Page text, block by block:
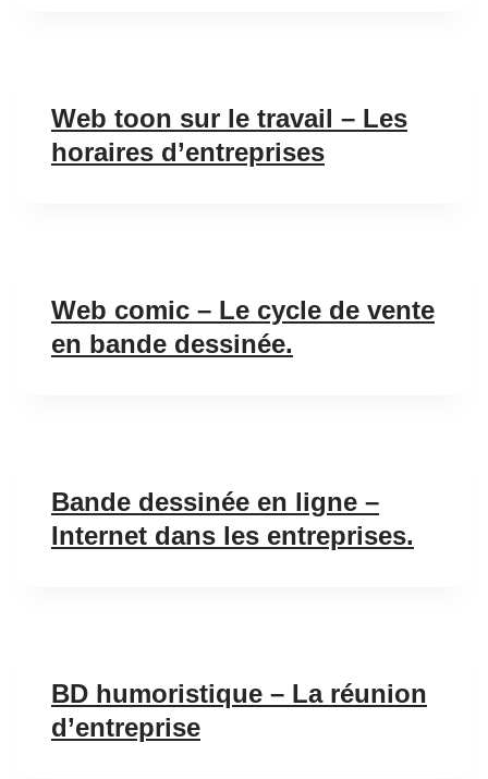
Web toon sur le travail – Les
horaires d’entreprises
Web comic – Le cycle de vente
en bande dessinée.
Bande dessinée en ligne –
Internet dans les entreprises.
BD humoristique – La réunion
d’entreprise